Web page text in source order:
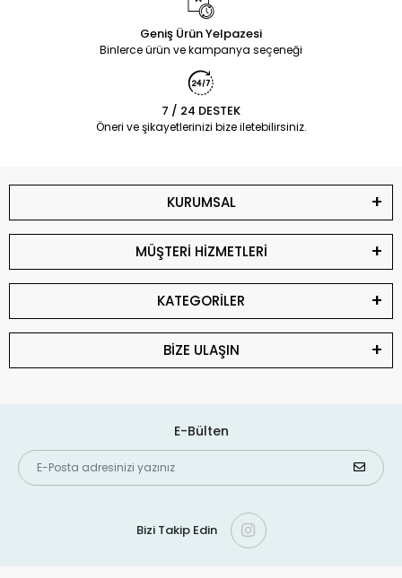
Geniş Ürün Yelpazesi
Binlerce ürün ve kampanya seçeneği
7 / 24 DESTEK
Öneri ve şikayetlerinizi bize iletebilirsiniz.
KURUMSAL
MÜŞTERİ HİZMETLERİ
KATEGORİLER
BİZE ULAŞIN
E-Bülten
Bizi Takip Edin